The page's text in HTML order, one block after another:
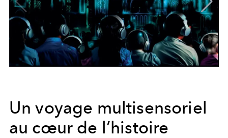
Un voyage multisensoriel
au cœur de l’histoire